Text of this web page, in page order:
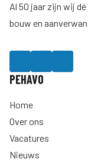
Al 50 jaar zijn wij
bouw en
PEHAVO
Home
Over ons
Vacatures
Nieuws